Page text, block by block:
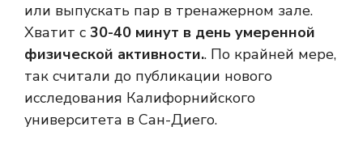
или выпускать пар в тренажерном зале.
Хватит с 30-40 минут в день умеренной
физической активности.. По крайней мере,
так считали до публикации нового
исследования Калифорнийского
университета в Сан-Диего.